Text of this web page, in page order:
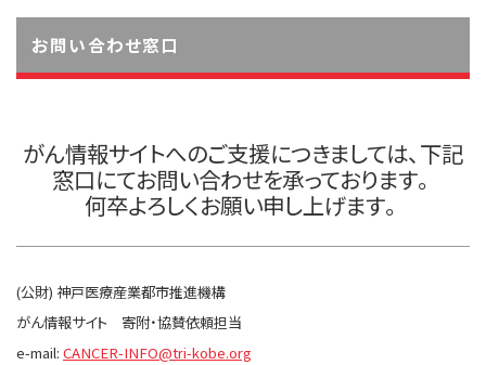
お問い合わせ窓口
がん情報サイトへのご支援につきましては、下記
窓口にてお問い合わせを承っております。
何卒よろしくお願い申し上げます。
(公財) 神戸医療産業都市推進機構
がん情報サイト 寄附・協賛依頼担当
e-mail: CANCER-INFO@tri-kobe.org